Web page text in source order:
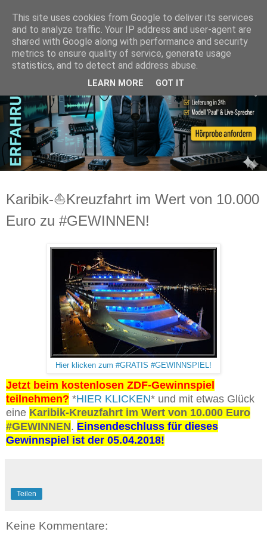
Karibik-⛵Kreuzfahrt im Wert von 10.000
Euro zu #GEWINNEN!
Hier klicken zum #GRATIS #GEWINNSPIEL!
Jetzt beim kostenlosen ZDF-Gewinnspiel
teilnehmen? *HIER KLICKEN* und mit etwas Glück
eine Karibik-Kreuzfahrt im Wert von 10.000 Euro
#GEWINNEN. Einsendeschluss für dieses
Gewinnspiel ist der 05.04.2018!
Teilen
Keine Kommentare:
This site uses cookies from Google to deliver its services
and to analyze traffic. Your IP address and user-agent are
shared with Google along with performance and security
metrics to ensure quality of service, generate usage
statistics, and to detect and address abuse.
LEARN MORE GOT IT